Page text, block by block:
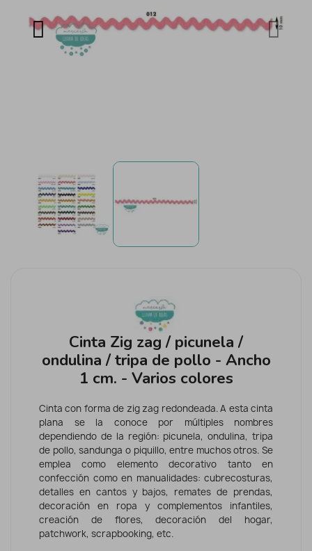
Cinta Zig zag / picunela /
ondulina / tripa de pollo - Ancho
1 cm. - Varios colores
Cinta con forma de zig zag redondeada. A esta cinta
plana se la conoce por múltiples nombres
dependiendo de la región: picunela, ondulina, tripa
de pollo, sandunga o piquillo, entre muchos otros. Se
emplea como elemento decorativo tanto en
confección como en manualidades: cubrecosturas,
detalles en cantos y bajos, remates de prendas,
decoración en ropa y complementos infantiles,
creación de flores, decoración del hogar,
patchwork, scrapbooking, etc.